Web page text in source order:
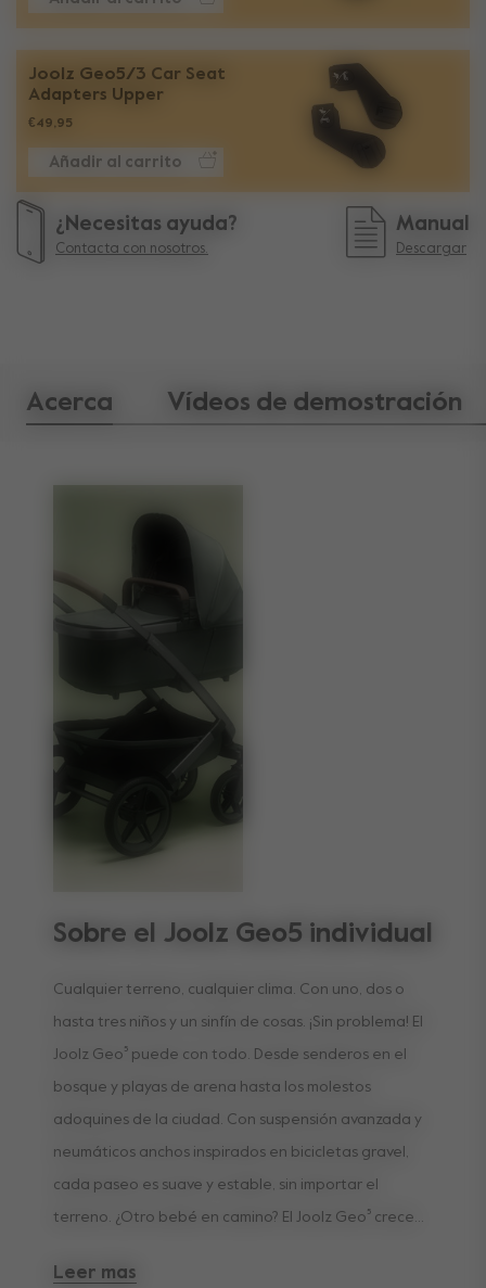
Joolz Geo5/3 Car Seat
Adapters Upper
€49,95
Añadir al carrito
¿Necesitas ayuda?
Contacta con nosotros.
Manual
Descargar
Acerca Vídeos de demostración
Sobre el Joolz Geo5 individual
Cualquier terreno, cualquier clima. Con uno, dos o
hasta tres niños y un sinfín de cosas. ¡Sin problema! El
Joolz Geo⁵ puede con todo. Desde senderos en el
bosque y playas de arena hasta los molestos
adoquines de la ciudad. Con suspensión avanzada y
neumáticos anchos inspirados en bicicletas gravel,
cada paseo es suave y estable, sin importar el
terreno. ¿Otro bebé en camino? El Joolz Geo⁵ crece
patinete opcional para un tercer niño. Sin necesidad
Leer mas